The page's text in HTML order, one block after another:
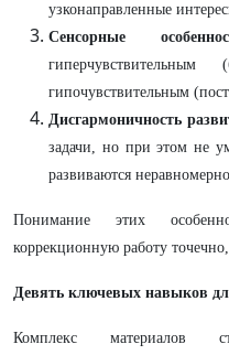
узконаправленные
Сенсорные
гипочувствительным
Дисгармоничность
задачи, но при этом не
развиваются
Понимание этих
коррекционную работу
Девять ключевых навыков
Комплекс материалов